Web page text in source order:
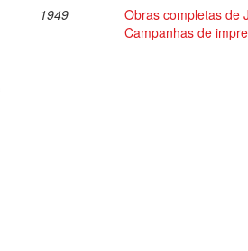
1949
Obras completas de
Campanhas de